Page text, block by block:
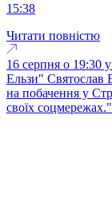
15:38
Читати повністю
16 серпня о 19:30
Ельзи" Святослав
на побачення у
своїх